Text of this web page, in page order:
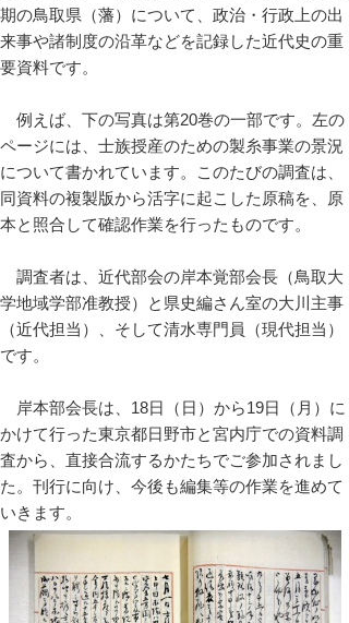
期の鳥取県（藩）について、政治・行政上の出
来事や諸制度の沿革などを記録した近代史の重
要資料です。
例えば、下の写真は第20巻の一部です。左の
ページには、士族授産のための製糸事業の景況
について書かれています。このたびの調査は、
同資料の複製版から活字に起こした原稿を、原
本と照合して確認作業を行ったものです。
調査者は、近代部会の岸本覚部会長（鳥取大
学地域学部准教授）と県史編さん室の大川主事
（近代担当）、そして清水専門員（現代担当）
です。
岸本部会長は、18日（日）から19日（月）に
かけて行った東京都日野市と宮内庁での資料調
査から、直接合流するかたちでご参加されまし
た。刊行に向け、今後も編集等の作業を進めて
いきます。